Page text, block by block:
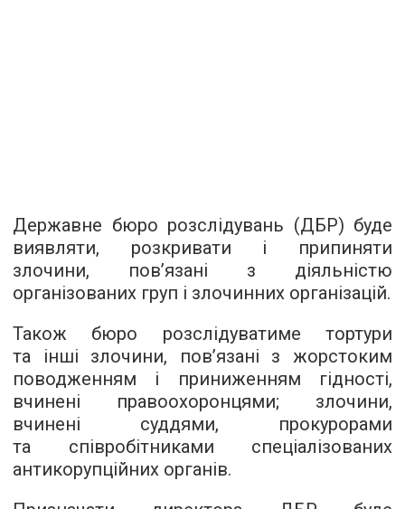
Державне бюро розслідувань (ДБР) буде
виявляти, розкривати і припиняти
злочини, пов’язані з діяльністю
організованих груп і злочинних організацій.
Також бюро розслідуватиме тортури
та інші злочини, пов’язані з жорстоким
поводженням і приниженням гідності,
вчинені правоохоронцями; злочини,
вчинені суддями, прокурорами
та співробітниками спеціалізованих
антикорупційних органів.